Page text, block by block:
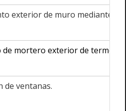
exterior de muro mediante
de mortero exterior de
de ventanas.